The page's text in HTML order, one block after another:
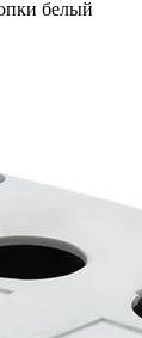
белый